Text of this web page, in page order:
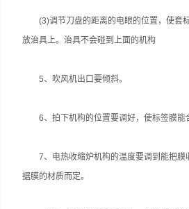
(3)调节刀盘的距离的电眼的位置，使套
放治具上。治具不会碰到上面的机构
5、吹风机出口要倾斜。
6、拍下机构的位置要调好，使标签膜能
7、电热收缩炉机构的温度要调到能把膜
据膜的材质而定。